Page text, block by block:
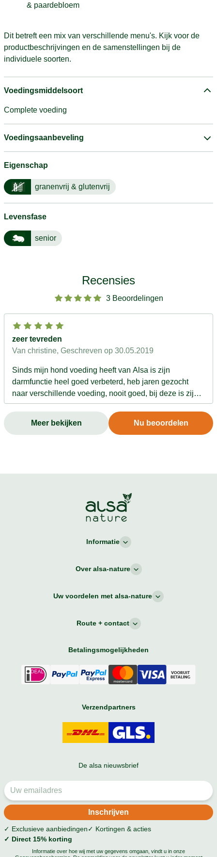
& paardebloem
Dit betreft een mix van verschillende menu's. Kijk voor de
productbeschrijvingen en de samenstellingen bij de
individuele soorten.
Voedingsmiddelsoort
Complete voeding
Voedingsaanbeveling
Eigenschap
granenvrij & glutenvrij
Levensfase
senior
Recensies
3 Beoordelingen
zeer tevreden
Van christine, Geschreven op 30.05.2019
Sinds mijn hond voeding heeft van Alsa is zijn
darmfunctie heel goed verbeterd, heb jaren gezocht
naar verschillende voeding, nooit goed, bij deze is zijn
stoelgang heel normaal geworden, dank u Alsa
Meer bekijken Nu beoordelen
Informatie
Over alsa-nature
Uw voordelen met alsa-nature
Route + contact
Betalingsmogelijkheden
Verzendpartners
De alsa nieuwsbrief
✓ Exclusieve aanbiedingen✓ Kortingen & acties
✓ Direct 15% korting
Informatie over hoe wij met uw gegevens omgaan, vindt u in onze